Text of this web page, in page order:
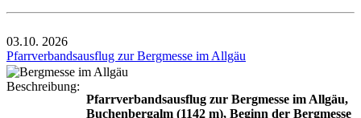
03.10. 2026
Pfarrverbandsausflug zur Bergmesse im Allgäu
Beschreibung:
Pfarrverbandsausflug zur Bergmesse im Allgäu,
Buchenbergalm (1142 m), Beginn der Bergmesse